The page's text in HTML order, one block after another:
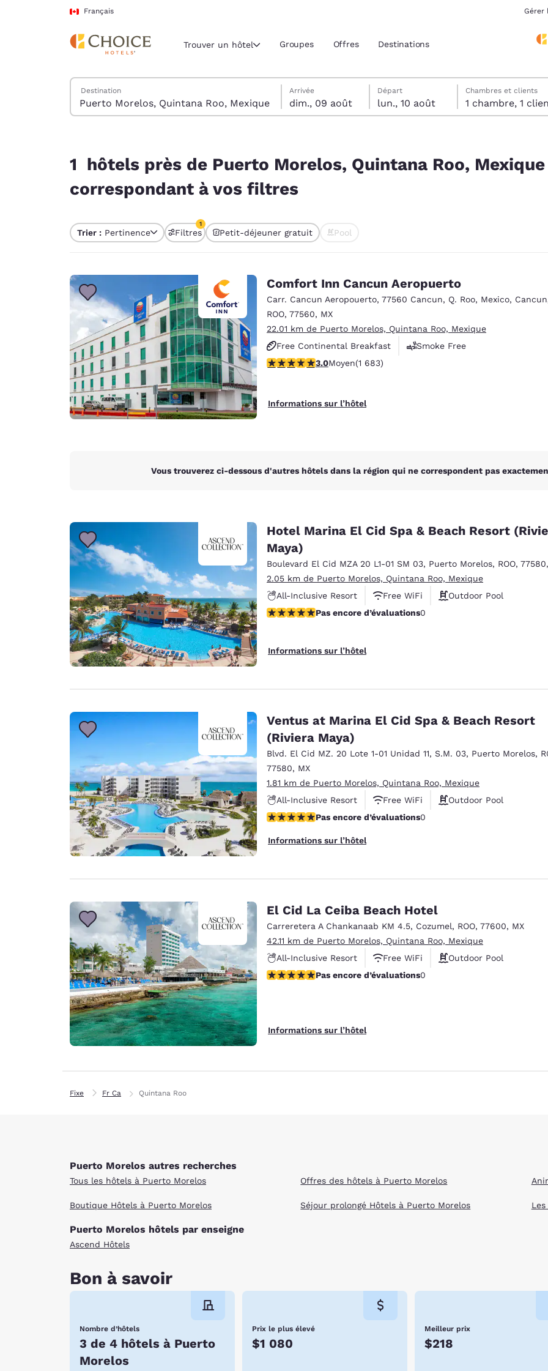
Passer à Contenu Principal
Français
Région et emplacement actuels
Amériques
United States
América Latina
Canada
Español
Europe
Deutschland
Deutsch
Germany
English
Spain
English
Ireland
Gérer
Trouver un hôtel Groupes Offres Destinations
Trouver des hôtels
Destination
dimanche 9 août
Arrivée
dim., 09 août
lundi 10 août
Départ
lun., 10 août
Date de départ sélectionnée au lundi 10 août
Date d’arrivée sélectionnée au dimanche 9 août
Chambres et clients
1 chambre, 1
1 hôtels près de Puerto Morelos, Quintana Roo, Mexique
correspondant à vos filtres
Trier : Pertinence Filtres
1
1 filtre actuellement sélectionné
Petit-déjeuner gratuit Pool
Comfort Inn Cancun Aeropuerto
Carr. Cancun Aeropouerto, 77560 Cancun, Q. Roo, Mexico, Cancun
ROO, 77560, MX
22.01 km de Puerto Morelos, Quintana Roo, Mexique
Free Continental Breakfast
Smoke Free
Business Center
3.03 étoiles. Moyen. 1683 commentaires
3.0Moyen(1 683)
Informations sur l’hôtel
Vous trouverez ci-dessous d'autres hôtels dans la région qui ne correspondent pas
Hotel Marina El Cid Spa & Beach Resort
Maya)
Boulevard El Cid MZA 20 L1-01 SM 03, Puerto Morelos, ROO, 77580,
2.05 km de Puerto Morelos, Quintana Roo, Mexique
All-Inclusive Resort
Free WiFi
Outdoor Pool
Pas encore d’évaluations
Pas encore d’évaluations0
Informations sur l’hôtel
Ventus at Marina El Cid Spa & Beach Resort
(Riviera Maya)
Blvd. El Cid MZ. 20 Lote 1-01 Unidad 11, S.M. 03, Puerto Morelos,
77580, MX
1.81 km de Puerto Morelos, Quintana Roo, Mexique
All-Inclusive Resort
Free WiFi
Outdoor Pool
Pas encore d’évaluations
Pas encore d’évaluations0
Informations sur l’hôtel
El Cid La Ceiba Beach Hotel
Carreretera A Chankanaab KM 4.5, Cozumel, ROO, 77600, MX
42.11 km de Puerto Morelos, Quintana Roo, Mexique
All-Inclusive Resort
Free WiFi
Outdoor Pool
Pas encore d’évaluations
Pas encore d’évaluations0
Informations sur l’hôtel
Fixe Fr Ca Quintana Roo
Puerto Morelos autres recherches
Tous les hôtels à Puerto Morelos
Boutique Hôtels à Puerto Morelos
Offres des hôtels à Puerto Morelos
Séjour prolongé Hôtels à Puerto Morelos
Puerto Morelos hôtels par enseigne
Ascend Hôtels
Bon à savoir
Nombre d’hôtels
3 de 4 hôtels à Puerto
Morelos
Prix le plus élevé
$1 080
Meilleur prix
$218